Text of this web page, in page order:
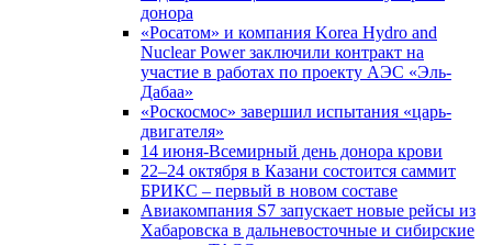
донора
«Росатом» и компания Korea Hydro and
Nuclear Power заключили контракт на
участие в работах по проекту АЭС «Эль-
Дабаа»
«Роскосмос» завершил испытания «царь-
двигателя»
14 июня-Всемирный день донора крови
22–24 октября в Казани состоится саммит
БРИКС – первый в новом составе
Авиакомпания S7 запускает новые рейсы из
Хабаровска в дальневосточные и сибирские